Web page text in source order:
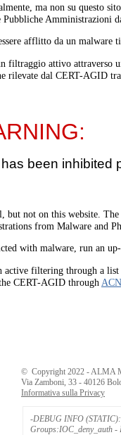
ma non su questo
Amministrazioni
afflitto da un
filtraggio attivo
rilevate dal CERT-AGID
been
but not on this website.
from Malware and
with malware, run an
filtering through a
CERT-AGID through
© Copyright 2022 - ALMA
Via Zamboni, 33 - 40126
Informativa sulla Privacy
-DEBUG INFO (STATIC):
Groups:IOC_deny_auth -